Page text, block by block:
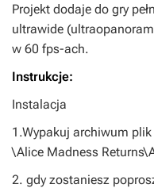
Projekt dodaje do gry
ultrawide
w 60 fps-ach.
Instrukcje:
Instalacja
1.Wypakuj archiwum
\Alice Madness
2. gdy zostaniesz